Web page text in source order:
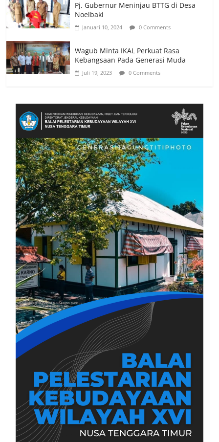
Pj. Gubernur Meninjau BTTG di Desa
Noelbaki
Januari 10, 2024 0 Comments
Wagub Minta IKAL Perkuat Rasa
Kebangsaan Pada Generasi Muda
Juli 19, 2023 0 Comments